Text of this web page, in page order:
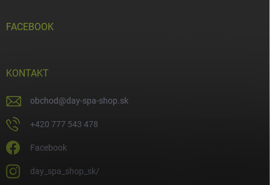
FACEBOOK
KONTAKT
obchod@day-spa-shop.sk
+420 777 543 478
Facebook
day_spa_shop_sk/